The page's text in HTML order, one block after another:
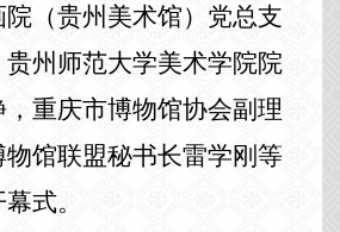
院（贵州美术馆）党总支
州师范大学美术学院院
重庆市博物馆协会副理
馆联盟秘书长雷学刚等
式。